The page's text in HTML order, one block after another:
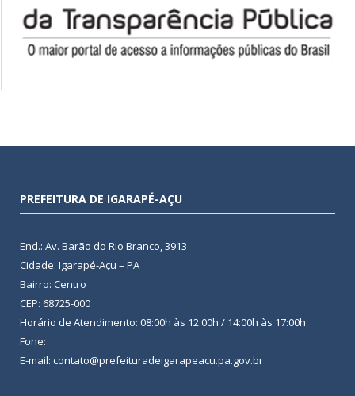
PREFEITURA DE IGARAPÉ-AÇU
End.: Av. Barão do Rio Branco, 3913
Cidade: Igarapé-Açu – PA
Bairro: Centro
CEP: 68725-000
Horário de Atendimento: 08:00h às 12:00h / 14:00h às 17:00h
Fone:
E-mail: contato@prefeituradeigarapeacu.pa.gov.br